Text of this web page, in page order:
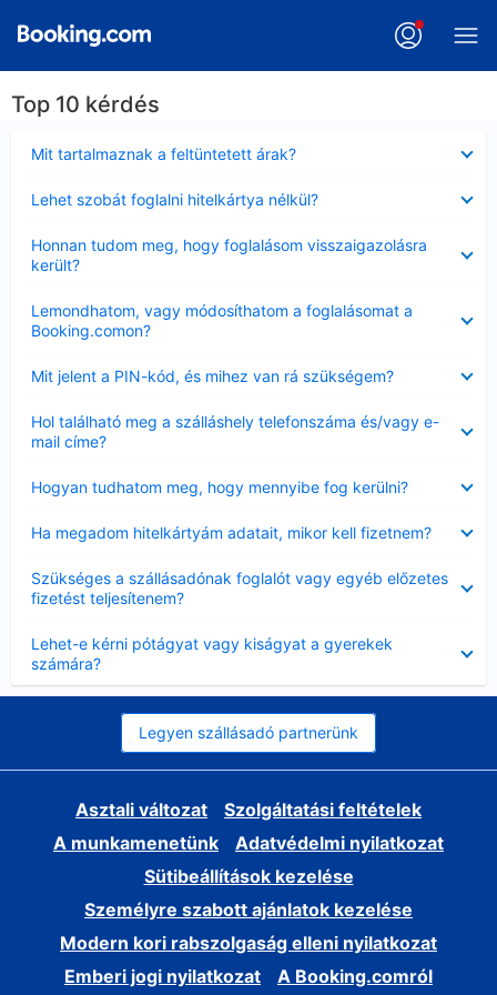
Top 10 kérdés
Mit tartalmaznak a feltüntetett árak?
Lehet szobát foglalni hitelkártya nélkül?
Honnan tudom meg, hogy foglalásom visszaigazolásra
került?
Lemondhatom, vagy módosíthatom a foglalásomat a
Booking.comon?
Mit jelent a PIN-kód, és mihez van rá szükségem?
Hol található meg a szálláshely telefonszáma és/vagy e-
mail címe?
Hogyan tudhatom meg, hogy mennyibe fog kerülni?
Ha megadom hitelkártyám adatait, mikor kell fizetnem?
Szükséges a szállásadónak foglalót vagy egyéb előzetes
fizetést teljesítenem?
Lehet-e kérni pótágyat vagy kiságyat a gyerekek
számára?
Legyen szállásadó partnerünk
Asztali változat
Szolgáltatási feltételek
A munkamenetünk
Adatvédelmi nyilatkozat
Sütibeállítások kezelése
Személyre szabott ajánlatok kezelése
Modern kori rabszolgaság elleni nyilatkozat
Emberi jogi nyilatkozat
A Booking.comról